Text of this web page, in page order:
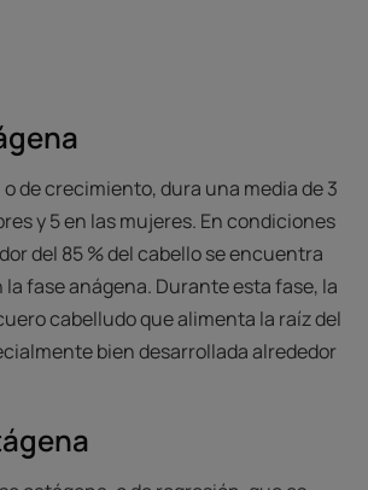
de crecimiento, dura una media de 3
y 5 en las mujeres. En condiciones
del 85 % del cabello se encuentra
fase anágena. Durante esta fase, la
cabelludo que alimenta la raíz del
bien desarrollada alrededor